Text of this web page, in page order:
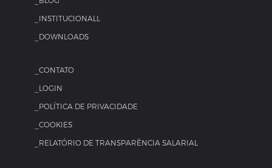
_INSTITUCIONALL
_DOWNLOADS
_CONTATO
_LOGIN
_POLÍTICA DE PRIVACIDADE
_COOKIES
_RELATÓRIO DE TRANSPARÊNCIA SALARIAL